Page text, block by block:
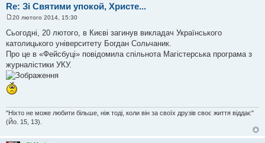
Re: Зі Святими упокой, Христе...
в
і
д
о
м
л
е
н
н
20 лютого 2014, 15:30
Сьогодні, 20 лютого, в Києві загинув викладач Українського
католицького університету Богдан Сольчаник.
Про це в «Фейсбуці» повідомила спільнота Магістерська програма з
журналістики УКУ.
"Ніхто не може любити більше, ніж тоді, коли він за своїх друзів своє життя віддає"
(Йо. 15, 13).